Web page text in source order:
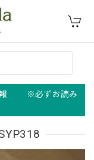
情報 ※必ずお読み